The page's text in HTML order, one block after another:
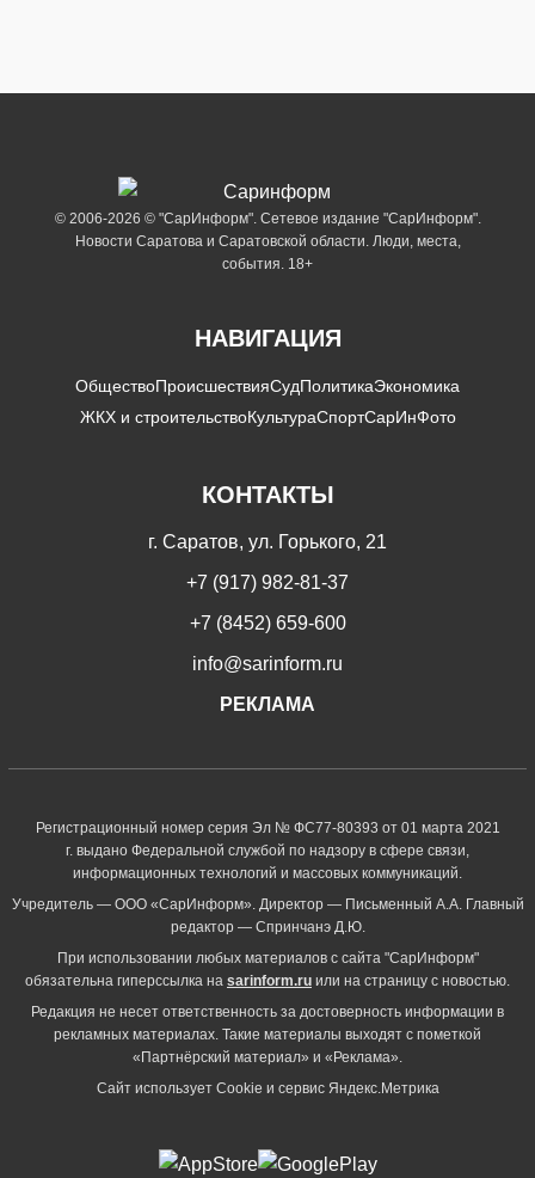
© 2006-2026 © "СарИнформ". Сетевое издание "СарИнформ".
Новости Саратова и Саратовской области. Люди, места,
события. 18+
НАВИГАЦИЯ
ОбществоПроисшествияСудПолитикаЭкономика
ЖКХ и строительствоКультураСпортСарИнФото
КОНТАКТЫ
г. Саратов, ул. Горького, 21
+7 (917) 982-81-37
+7 (8452) 659-600
info@sarinform.ru
РЕКЛАМА
Регистрационный номер серия Эл № ФС77-80393 от 01 марта 2021
г. выдано Федеральной службой по надзору в сфере связи,
информационных технологий и массовых коммуникаций.
Учредитель — ООО «СарИнформ». Директор — Письменный А.А. Главный
редактор — Спринчанэ Д.Ю.
При использовании любых материалов с сайта "СарИнформ"
обязательна гиперссылка на sarinform.ru или на страницу с новостью.
Редакция не несет ответственность за достоверность информации в
рекламных материалах. Такие материалы выходят с пометкой
«Партнёрский материал» и «Реклама».
Сайт использует Cookie и сервиc Яндекс.Метрика